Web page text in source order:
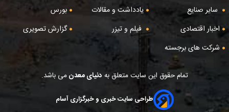
سایر صنایع
یادداشت و مقالات
بورس
اخبار اقتصادی
فیلم و تیزر
گزارش تصویری
شرکت های برجسته
تمام حقوق این سایت متعلق به دنیای معدنمی باشد.
طراحی سایت خبری و خبرگزاری آسام